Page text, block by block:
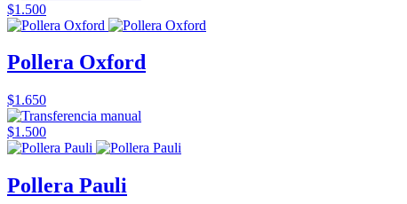
$1.500
Pollera Oxford
$1.650
$1.500
Pollera Pauli